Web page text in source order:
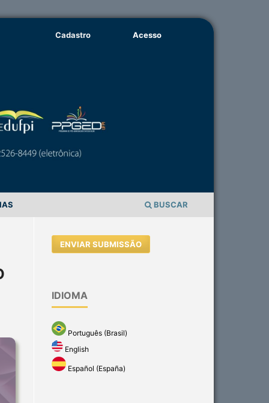
BUSCAR
Cadastro Acesso
ENVIAR SUBMISSÃO
IDIOMA
Português (Brasil)
English
Español (España)